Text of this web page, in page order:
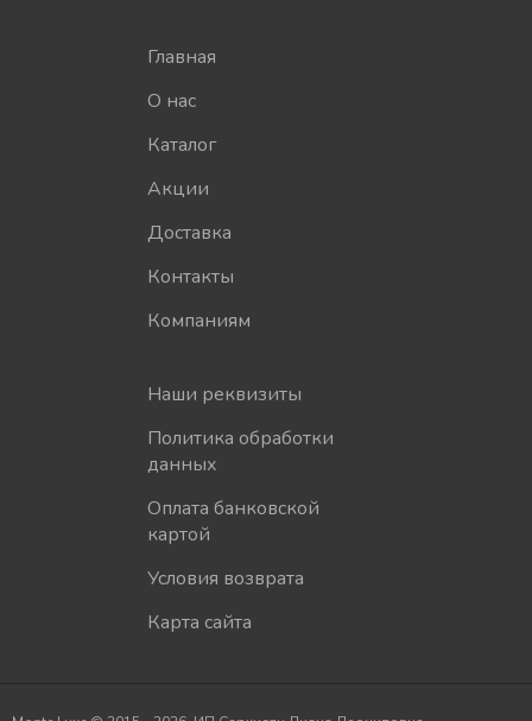
Главная
О нас
Каталог
Акции
Доставка
Контакты
Компаниям
Наши реквизиты
Политика обработки
данных
Оплата банковской
картой
Условия возврата
Карта сайта